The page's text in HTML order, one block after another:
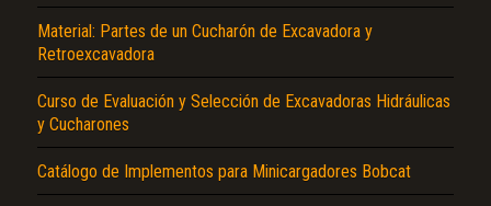
Material: Partes de un Cucharón de Excavadora y
Retroexcavadora
Curso de Evaluación y Selección de Excavadoras Hidráulicas
y Cucharones
Catálogo de Implementos para Minicargadores Bobcat
Reportar otro tipo de error...